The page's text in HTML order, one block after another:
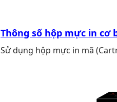
Thông số hộp mực in cơ
Sử dụng hộp mực in mã